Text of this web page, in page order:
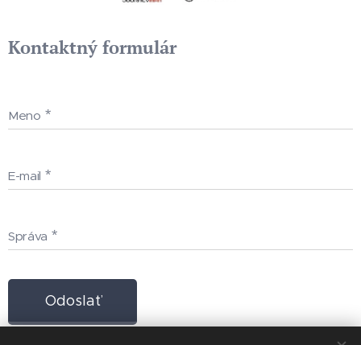
Kontaktný formulár
Meno
E-mail
Správa
Odoslať